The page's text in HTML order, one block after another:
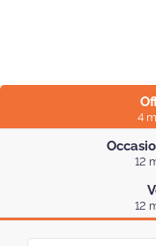
4
12
12